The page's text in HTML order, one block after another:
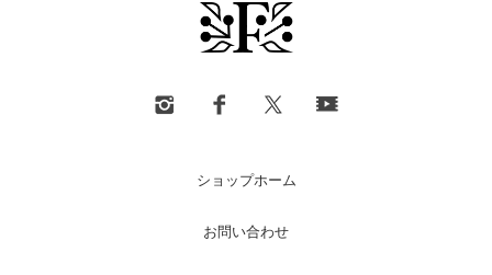
ショップホーム
お問い合わせ